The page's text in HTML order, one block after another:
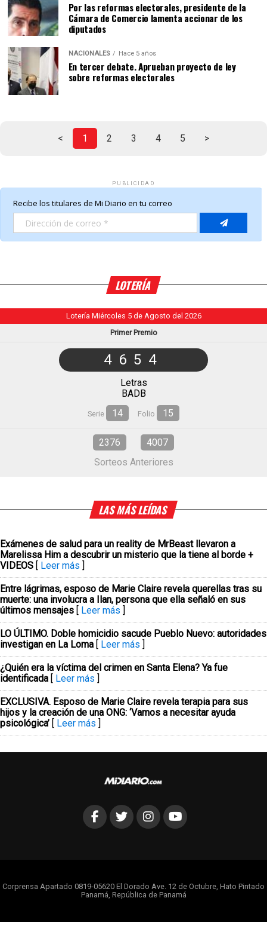
Por las reformas electorales, presidente de la
Cámara de Comercio lamenta accionar de los
diputados
NACIONALES Hace 5 años
En tercer debate. Aprueban proyecto de ley
sobre reformas electorales
< 1 2 3 4 5 >
PUBLICIDAD
LOTERÍA
Lotería Miércoles 5 de Agosto del 2026
Primer Premio
4654
Letras
BADB
Serie 14 Folio 15
2376
4007
Sorteos Anteriores
LAS MÁS LEÍDAS
Exámenes de salud para un reality de MrBeast llevaron a
Marelissa Him a descubrir un misterio que la tiene al borde +
VIDEOS [ Leer más ]
Entre lágrimas, esposo de Marie Claire revela querellas tras su
muerte: una involucra a Ilan, persona que ella señaló en sus
últimos mensajes [ Leer más ]
LO ÚLTIMO. Doble homicidio sacude Pueblo Nuevo: autoridades
investigan en La Loma [ Leer más ]
¿Quién era la víctima del crimen en Santa Elena? Ya fue
identificada [ Leer más ]
EXCLUSIVA. Esposo de Marie Claire revela terapia para sus
hijos y la creación de una ONG: ‘Vamos a necesitar ayuda
psicológica’ [ Leer más ]
Corprensa Apartado 0819-05620 El Dorado Ave. 12 de Octubre, Hato Pintado
Panamá, República de Panamá